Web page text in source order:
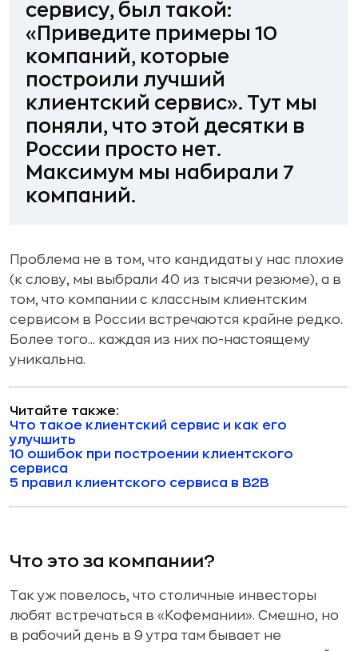
сервису, был такой:
«Приведите примеры 10
компаний, которые
построили лучший
клиентский сервис». Тут мы
поняли, что этой десятки в
России просто нет.
Максимум мы набирали 7
компаний.
Проблема не в том, что кандидаты у нас плохие
(к слову, мы выбрали 40 из тысячи резюме), а в
том, что компании с классным клиентским
сервисом в России встречаются крайне редко.
Более того... каждая из них по-настоящему
уникальна.
Читайте также:
Что такое клиентский сервис и как его
улучшить
10 ошибок при построении клиентского
сервиса
5 правил клиентского сервиса в B2B
Что это за компании?
Так уж повелось, что столичные инвесторы
любят встречаться в «Кофемании». Смешно, но
в рабочий день в 9 утра там бывает не